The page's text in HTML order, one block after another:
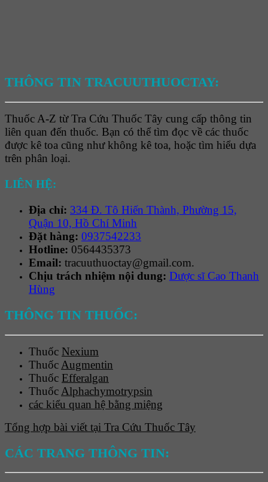
THÔNG TIN TRACUUTHUOCTAY:
Thuốc A-Z từ Tra Cứu Thuốc Tây cung cấp thông tin
liên quan đến thuốc. Bạn có thể tìm đọc về các thuốc
được kê toa cũng như không kê toa, hoặc tìm hiểu dựa
trên phân loại.
LIÊN HỆ:
Địa chỉ: 334 Đ. Tô Hiến Thành, Phường 15,
Quận 10, Hồ Chí Minh
Đặt hàng: 0937542233
Hotline: 0564435373
Email: tracuuthuoctay@gmail.com.
Chịu trách nhiệm nội dung: Dược sĩ Cao Thanh
Hùng
THÔNG TIN THUỐC:
Thuốc Nexium
Thuốc Augmentin
Thuốc Efferalgan
Thuốc Alphachymotrypsin
các kiểu quan hệ bằng miệng
Tổng hợp bài viết tại Tra Cứu Thuốc Tây
CÁC TRANG THÔNG TIN: